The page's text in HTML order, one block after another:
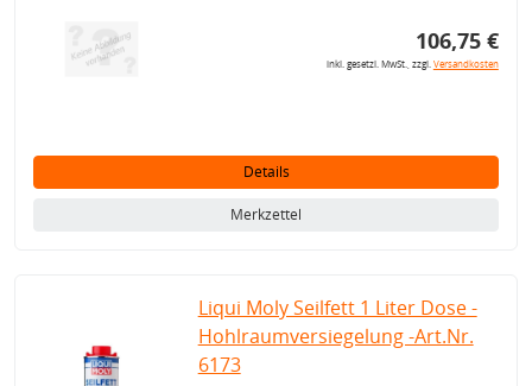
106,75 €
inkl. gesetzl. MwSt., zzgl.Versandkosten
Details
Merkzettel
Liqui Moly Seilfett 1 Liter Dose -
Hohlraumversiegelung -Art.Nr.
6173